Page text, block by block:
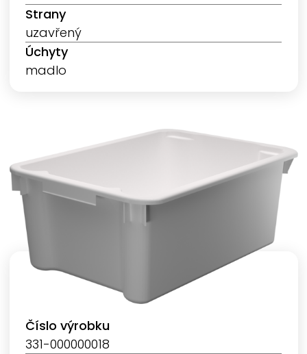
Strany
uzavřený
Úchyty
madlo
Číslo výrobku
331-000000018